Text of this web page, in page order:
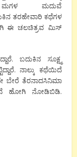
ಮಗಳ ಮದುವೆ
ತರಹೇವಾರಿ ಕಥೆಗಳ
ಈ ಚಲಚಿತ್ರವ ಮಿಸ್
ಬದುಕಿನ ಸೂಕ್ಷ್ಮ
ನಾಲ್ಕು ಕಥೆಯಿದೆ
ಬೇರೆ ತೆರನಾದಸಿನಿಮಾ
ಹೋಗಿ ನೋಡಿಬಿಡಿ.